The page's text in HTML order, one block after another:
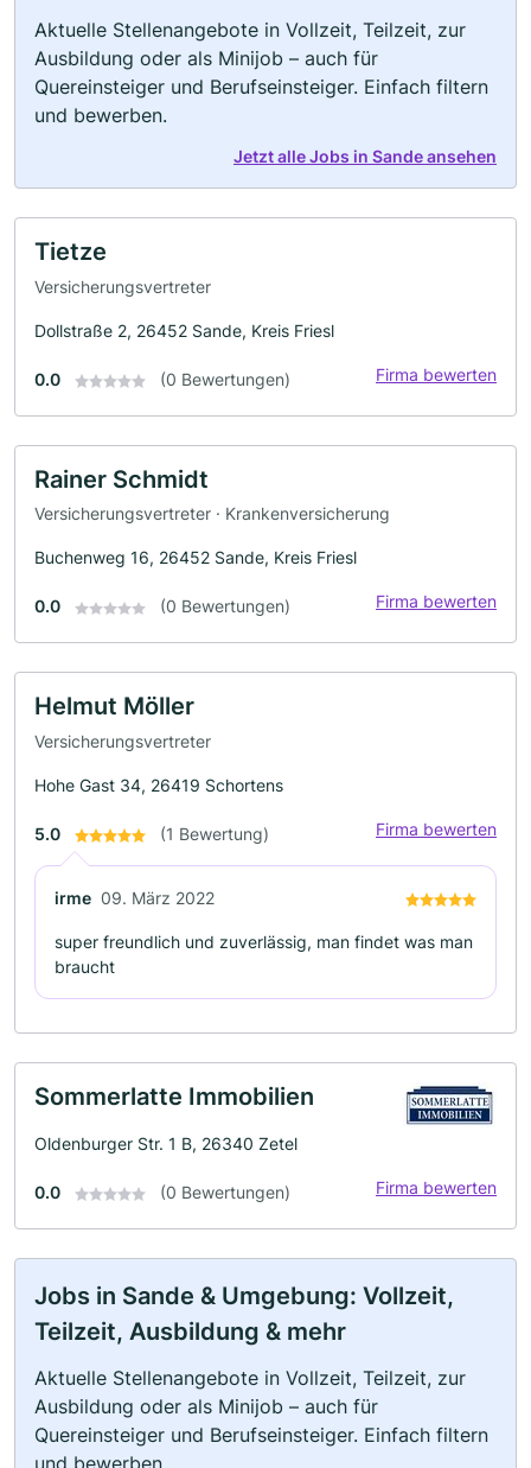
Aktuelle Stellenangebote in Vollzeit, Teilzeit, zur
Ausbildung oder als Minijob – auch für
Quereinsteiger und Berufseinsteiger. Einfach filtern
und bewerben.
Jetzt alle Jobs in Sande ansehen
Tietze
Versicherungsvertreter
Dollstraße 2, 26452 Sande, Kreis Friesl
0.0 (0 Bewertungen) Firma bewerten
Rainer Schmidt
Versicherungsvertreter · Krankenversicherung
Buchenweg 16, 26452 Sande, Kreis Friesl
0.0 (0 Bewertungen) Firma bewerten
Helmut Möller
Versicherungsvertreter
Hohe Gast 34, 26419 Schortens
5.0 (1 Bewertung) Firma bewerten
irme 09. März 2022
super freundlich und zuverlässig, man findet was man
braucht
Sommerlatte Immobilien
Oldenburger Str. 1 B, 26340 Zetel
0.0 (0 Bewertungen) Firma bewerten
Jobs in Sande & Umgebung: Vollzeit,
Teilzeit, Ausbildung & mehr
Aktuelle Stellenangebote in Vollzeit, Teilzeit, zur
Ausbildung oder als Minijob – auch für
Quereinsteiger und Berufseinsteiger. Einfach filtern
und bewerben.